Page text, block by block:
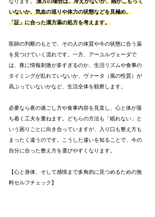
いないか、気血の巡りや体力の状態などを見極め、
「証」に合った漢方薬の処方を考えます。
医師の判断のもとで、その人の体質や今の状態に合う薬
を見つけていく流れです。一方、アーユルヴェーダで
は、夜に情報刺激が多すぎるのか、生活リズムや食事の
タイミングが乱れていないか、ヴァータ（風の性質）が
高ぶっていないかなど、生活全体を観察します。
必要なら夜の過ごし方や食事内容を見直し、心と体が落
ち着く工夫を重ねます。どちらの方法も「眠れない」と
いう困りごとに向き合っていますが、入り口も整え方も
まったく違うのです。こうした違いを知ることで、今の
自分に合った整え方を選びやすくなります。
【心と身体、そして感情まで多角的に見つめるための無
料セルフチェック】